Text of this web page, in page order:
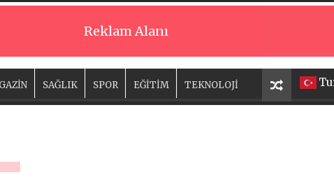
Reklam Alanı
SAĞLIK SPOR EĞİTİM TEKNOLOJİ